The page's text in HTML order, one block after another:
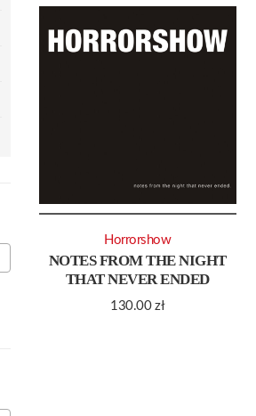
NOTES FROM THE NIGHT
THAT NEVER ENDED
130.00zł
Horrorshow